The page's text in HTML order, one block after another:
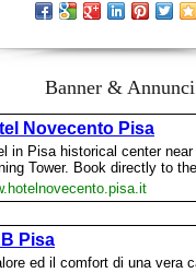
Banner & Annunci